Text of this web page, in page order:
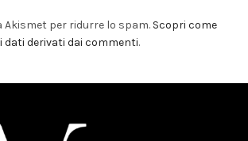
Akismet per ridurre lo spam. Scopri come
dati derivati dai commenti.